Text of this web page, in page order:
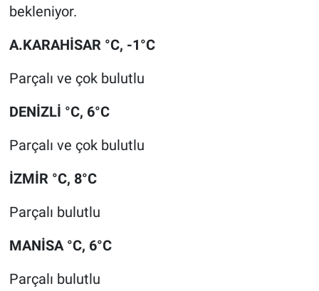
bekleniyor.
A.KARAHİSAR °C, -1°C
Parçalı ve çok bulutlu
DENİZLİ °C, 6°C
Parçalı ve çok bulutlu
İZMİR °C, 8°C
Parçalı bulutlu
MANİSA °C, 6°C
Parçalı bulutlu